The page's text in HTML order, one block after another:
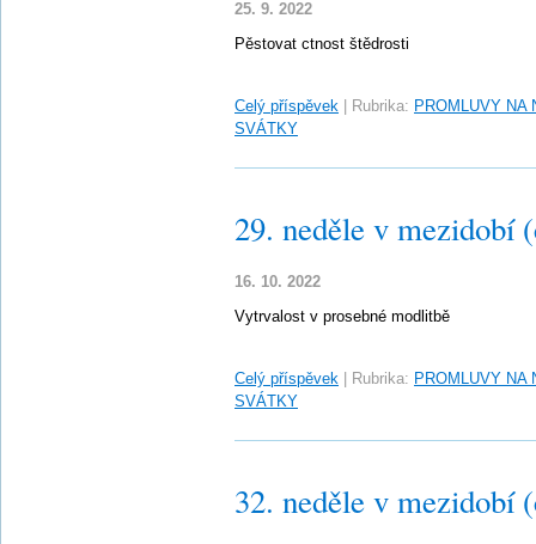
25. 9. 2022
Pěstovat ctnost štědrosti
Celý příspěvek Rubrika: PROMLUVY NA
SVÁTKY
29. neděle v mezidobí
16. 10. 2022
Vytrvalost v prosebné modlitbě
Celý příspěvek Rubrika: PROMLUVY NA
SVÁTKY
32. neděle v mezidobí